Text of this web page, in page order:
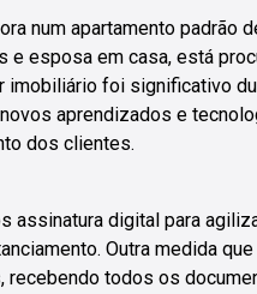
num apartamento
esposa em casa, está
imobiliário foi significativo
aprendizados e
dos clientes.
assinatura digital para
Outra medida
todos os